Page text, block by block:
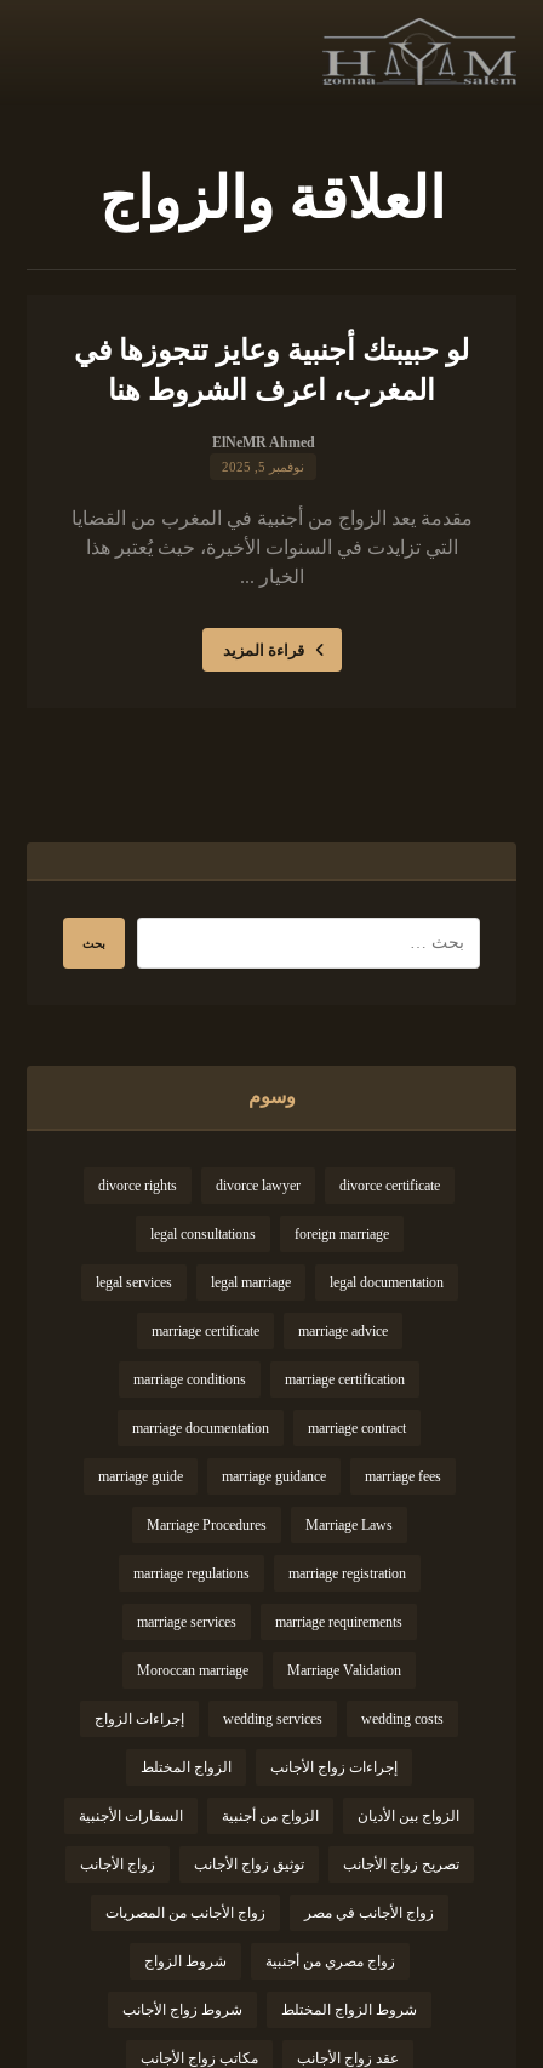
العلاقة والزواج
لو حبيبتك أجنبية وعايز تتجوزها في
المغرب، اعرف الشروط هنا
ElNeMR Ahmed
نوفمبر 5, 2025
مقدمة يعد الزواج من أجنبية في المغرب من القضايا
التي تزايدت في السنوات الأخيرة، حيث يُعتبر هذا
الخيار ...
قراءة المزيد
وسوم
divorce certificate
divorce lawyer
divorce rights
foreign marriage
legal consultations
legal documentation
legal marriage
legal services
marriage advice
marriage certificate
marriage certification
marriage conditions
marriage contract
marriage documentation
marriage fees
marriage guidance
marriage guide
Marriage Laws
Marriage Procedures
marriage registration
marriage regulations
marriage requirements
marriage services
Marriage Validation
Moroccan marriage
wedding costs
wedding services إجراءات الزواج
إجراءات زواج الأجانب الزواج المختلط
الزواج بين الأديان الزواج من أجنبية السفارات الأجنبية
تصريح زواج الأجانب توثيق زواج الأجانب زواج الأجانب
زواج الأجانب في مصر زواج الأجانب من المصريات
زواج مصري من أجنبية شروط الزواج
شروط الزواج المختلط شروط زواج الأجانب
عقد زواج الأجانب مكاتب زواج الأجانب